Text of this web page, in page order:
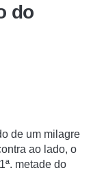
do
de um milagre
ao lado, o
metade do